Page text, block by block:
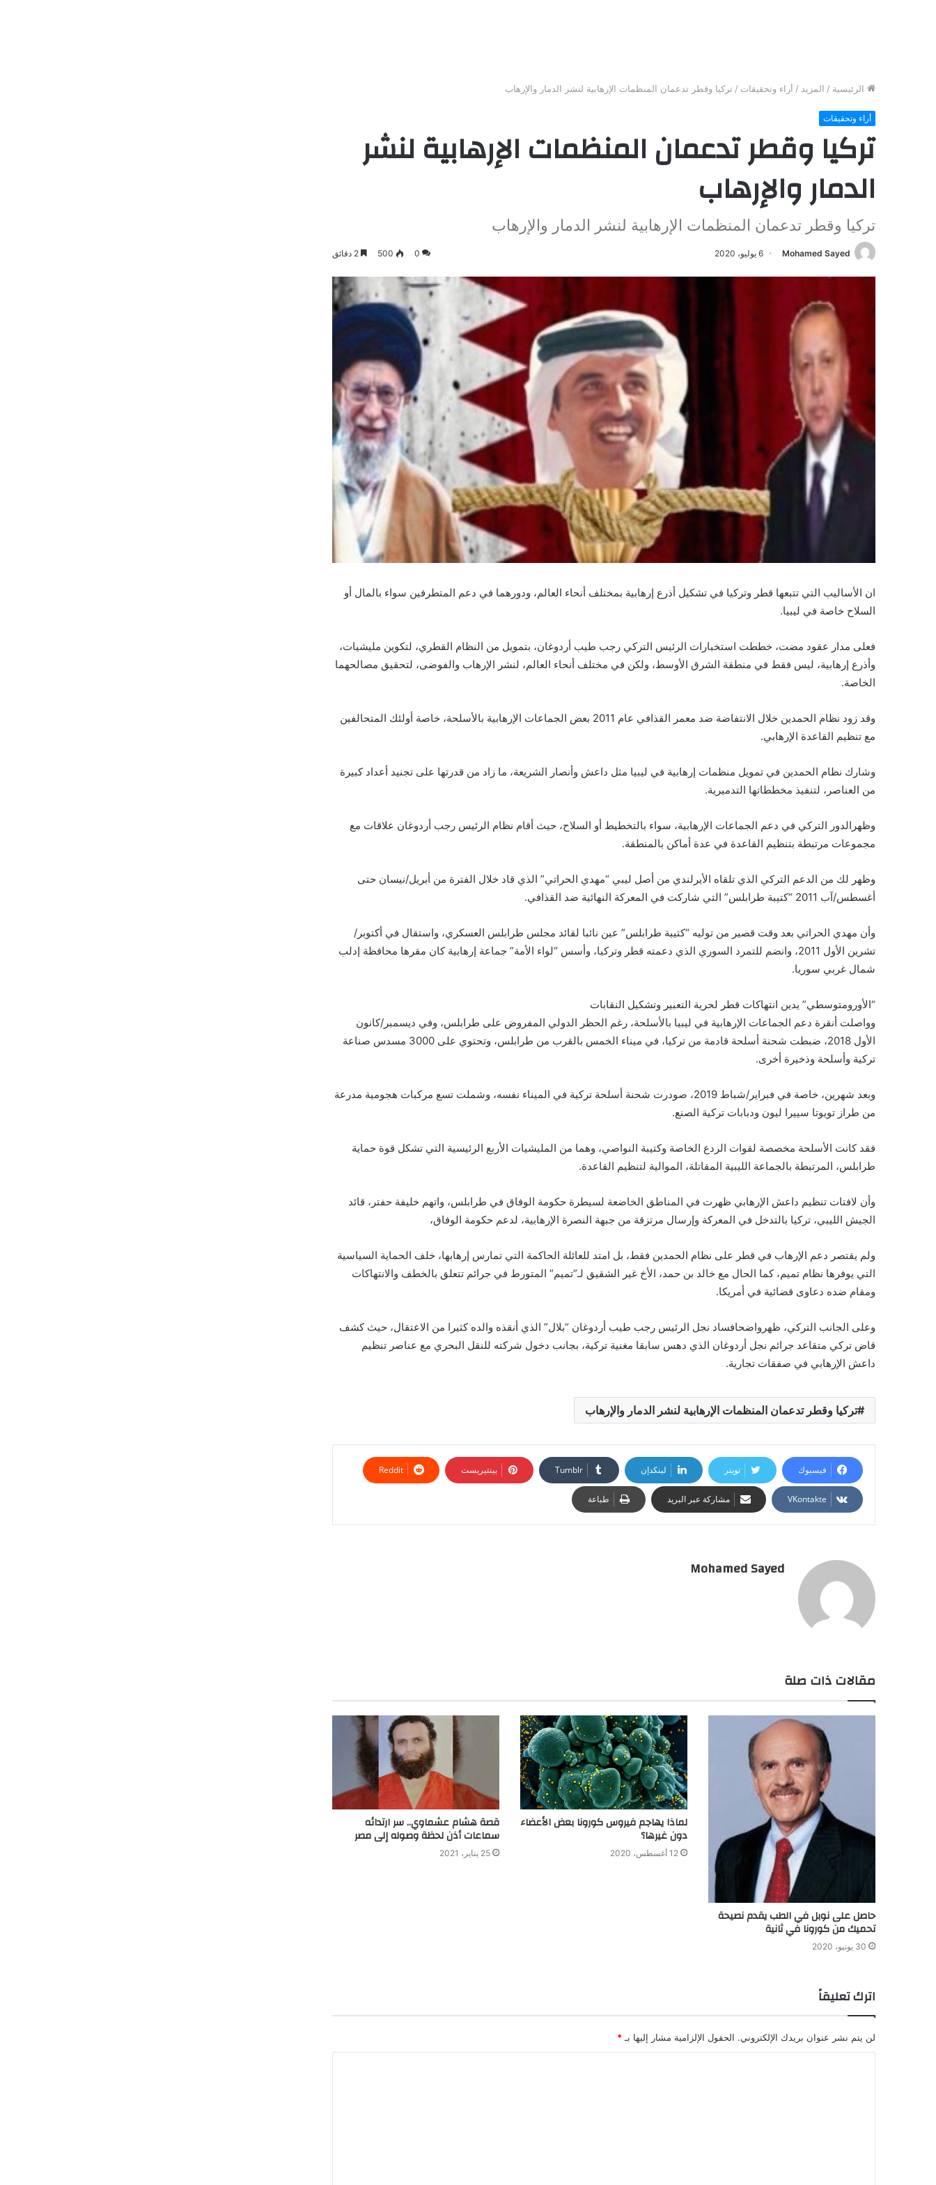
الرئيسية / المزيد / أراء وتحقيقات / تركيا وقطر تدعمان المنظمات الإرهابية لنشر الدمار والإرهاب
أراء وتحقيقات
تركيا وقطر تدعمان المنظمات الإرهابية لنشر
الدمار والإرهاب
تركيا وقطر تدعمان المنظمات الإرهابية لنشر الدمار والإرهاب
Mohamed Sayed 6 يوليو، 2020 0
500
ان الأساليب التي تتبعها قطر وتركيا في تشكيل أذرع إرهابية بمختلف أنحاء العالم، ودورهما في دعم المتطرفين سواء بالمال أو
السلاح خاصة في ليبيا.
فعلى مدار عقود مضت، خططت استخبارات الرئيس التركي رجب طيب أردوغان، بتمويل من النظام القطري، لتكوين مليشيات،
وأذرع إرهابية، ليس فقط في منطقة الشرق الأوسط، ولكن في مختلف أنحاء العالم، لنشر الإرهاب والفوضى، لتحقيق مصالحهما
الخاصة.
وقد زود نظام الحمدين خلال الانتفاضة ضد معمر القذافي عام 2011 بعض الجماعات الإرهابية بالأسلحة، خاصة أولئك المتحالفين
مع تنظيم القاعدة الإرهابي.
وشارك نظام الحمدين في تمويل منظمات إرهابية في ليبيا مثل داعش وأنصار الشريعة، ما زاد من قدرتها على تجنيد أعداد كبيرة
من العناصر، لتنفيذ مخططاتها التدميرية.
وظهرالدور التركي في دعم الجماعات الإرهابية، سواء بالتخطيط أو السلاح، حيث أقام نظام الرئيس رجب أردوغان علاقات مع
مجموعات مرتبطة بتنظيم القاعدة في عدة أماكن بالمنطقة.
وظهر لك من الدعم التركي الذي تلقاه الأيرلندي من أصل ليبي “مهدي الحراتي” الذي قاد خلال الفترة من أبريل/نيسان حتى
أغسطس/آب 2011 “كتيبة طرابلس” التي شاركت في المعركة النهائية ضد القذافي.
وأن مهدي الحراتي بعد وقت قصير من توليه “كتيبة طرابلس” عين نائبا لقائد مجلس طرابلس العسكري، واستقال في أكتوبر/
تشرين الأول 2011، وانضم للتمرد السوري الذي دعمته قطر وتركيا، وأسس “لواء الأمة” جماعة إرهابية كان مقرها محافظة إدلب
شمال غربي سوريا.
“الأورومتوسطي” يدين انتهاكات قطر لحرية التعبير وتشكيل النقابات
وواصلت أنقرة دعم الجماعات الإرهابية في ليبيا بالأسلحة، رغم الحظر الدولي المفروض على طرابلس، وفي ديسمبر/كانون
الأول 2018، ضبطت شحنة أسلحة قادمة من تركيا، في ميناء الخمس بالقرب من طرابلس، وتحتوي على 3000 مسدس صناعة
تركية وأسلحة وذخيرة أخرى.
وبعد شهرين، خاصة في فبراير/شباط 2019، صودرت شحنة أسلحة تركية في الميناء نفسه، وشملت تسع مركبات هجومية مدرعة
من طراز تويوتا سييرا ليون ودبابات تركية الصنع.
فقد كانت الأسلحة مخصصة لقوات الردع الخاصة وكتيبة النواصي، وهما من المليشيات الأربع الرئيسية التي تشكل قوة حماية
طرابلس، المرتبطة بالجماعة الليبية المقاتلة، الموالية لتنظيم القاعدة.
وأن لافتات تنظيم داعش الإرهابي ظهرت في المناطق الخاضعة لسيطرة حكومة الوفاق في طرابلس، واتهم خليفة حفتر، قائد
الجيش الليبي، تركيا بالتدخل في المعركة وإرسال مرتزقة من جبهة النصرة الإرهابية، لدعم حكومة الوفاق،
ولم يقتصر دعم الإرهاب في قطر على نظام الحمدين فقط، بل امتد للعائلة الحاكمة التي تمارس إرهابها، خلف الحماية السياسية
التي يوفرها نظام تميم، كما الحال مع خالد بن حمد، الأخ غير الشقيق لـ”تميم” المتورط في جرائم تتعلق بالخطف والانتهاكات
ومقام ضده دعاوى قضائية في أمريكا.
وعلى الجانب التركي، ظهرواضحافساد نجل الرئيس رجب طيب أردوغان “بلال” الذي أنقذه والده كثيرا من الاعتقال، حيث كشف
قاض تركي متقاعد جرائم نجل أردوغان الذي دهس سابقا مغنية تركية، بجانب دخول شركته للنقل البحري مع عناصر تنظيم
داعش الإرهابي في صفقات تجارية.
تركيا وقطر تدعمان المنظمات الإرهابية لنشر الدمار والإرهاب
فيسبوك تويتر لينكدإن بينتيريست
مشاركة عبر البريد طباعة
Mohamed Sayed
مقالات ذات صلة
حاصل على نوبل في الطب يقدم نصيحة
تحميك من كورونا في ثانية
30 يونيو، 2020
لماذا يهاجم فيروس كورونا بعض الأعضاء
دون غيرها؟
12 أغسطس، 2020
قصة هشام عشماوي.. سر ارتدائه
سماعات أذن لحظة وصوله إلى مصر
25 يناير، 2021
اترك تعليقاً
لن يتم نشر عنوان بريدك الإلكتروني. الحقول الإلزامية مشار إليها بـ *